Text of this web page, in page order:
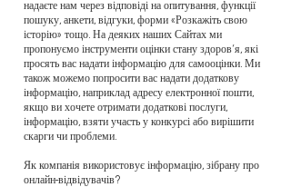
надаєте нам через відповіді на опитування, функції
пошуку, анкети, відгуки, форми «Розкажіть свою
історію» тощо. На деяких наших Сайтах ми
пропонуємо інструменти оцінки стану здоров’я, які
просять вас надати інформацію для самооцінки. Ми
також можемо попросити вас надати додаткову
інформацію, наприклад адресу електронної пошти,
якщо ви хочете отримати додаткові послуги,
інформацію, взяти участь у конкурсі або вирішити
скарги чи проблеми.
Як компанія використовує інформацію, зібрану про
онлайн-відвідувачів?